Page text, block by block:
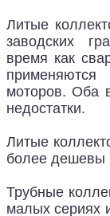
Литые
заводских
время как
моторов. Оба
недостатки.
Литые
более дешевы
Трубные
малых сериях